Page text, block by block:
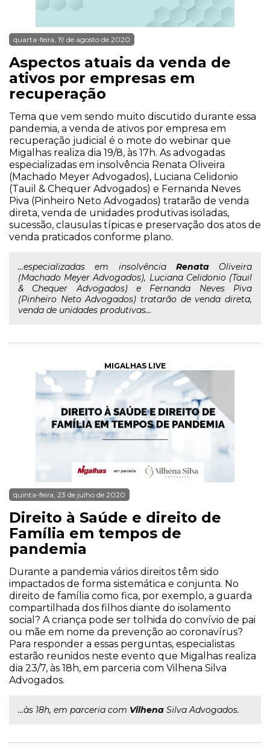
quarta-feira, 19 de agosto de 2020
Aspectos atuais da venda de
ativos por empresas em
recuperação
Tema que vem sendo muito discutido durante essa
pandemia, a venda de ativos por empresa em
recuperação judicial é o mote do webinar que
Migalhas realiza dia 19/8, às 17h. As advogadas
especializadas em insolvência Renata Oliveira
(Machado Meyer Advogados), Luciana Celidonio
(Tauil & Chequer Advogados) e Fernanda Neves
Piva (Pinheiro Neto Advogados) tratarão de venda
direta, venda de unidades produtivas isoladas,
sucessão, clausulas típicas e preservação dos atos de
venda praticados conforme plano.
...especializadas em insolvência RenataOliveira
(Machado Meyer Advogados), Luciana Celidonio (Tauil
& Chequer Advogados) e Fernanda Neves Piva
(Pinheiro Neto Advogados) tratarão de venda direta,
venda de unidades produtivas...
MIGALHAS LIVE
quinta-feira, 23 de julho de 2020
Direito à Saúde e direito de
Família em tempos de
pandemia
Durante a pandemia vários direitos têm sido
impactados de forma sistemática e conjunta. No
direito de família como fica, por exemplo, a guarda
compartilhada dos filhos diante do isolamento
social? A criança pode ser tolhida do convívio de pai
ou mãe em nome da prevenção ao coronavírus?
Para responder a essas perguntas, especialistas
estarão reunidos neste evento que Migalhas realiza
dia 23/7, às 18h, em parceria com Vilhena Silva
Advogados.
...às 18h, em parceria com Vilhena Silva Advogados.